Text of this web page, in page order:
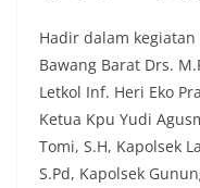
Hadir dalam
Bawang Barat Drs.
Letkol Inf. Heri Eko
Ketua Kpu Yudi
Tomi, S.H, Kapolsek
S.Pd, Kapolsek